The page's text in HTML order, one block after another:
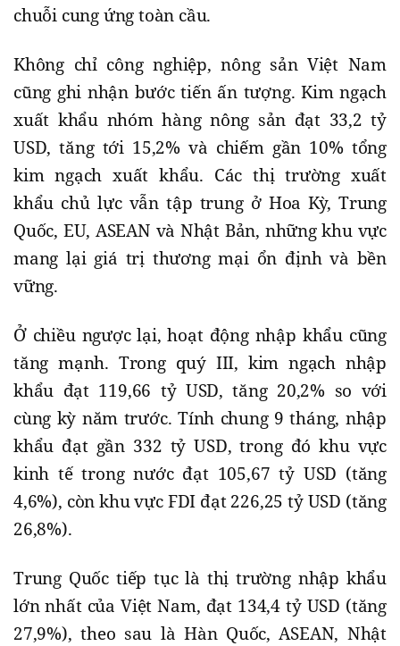
chuỗi cung ứng toàn cầu.
Không chỉ công nghiệp, nông sản Việt Nam
cũng ghi nhận bước tiến ấn tượng. Kim ngạch
xuất khẩu nhóm hàng nông sản đạt 33,2 tỷ
USD, tăng tới 15,2% và chiếm gần 10% tổng
kim ngạch xuất khẩu. Các thị trường xuất
khẩu chủ lực vẫn tập trung ở Hoa Kỳ, Trung
Quốc, EU, ASEAN và Nhật Bản, những khu vực
mang lại giá trị thương mại ổn định và bền
vững.
Ở chiều ngược lại, hoạt động nhập khẩu cũng
tăng mạnh. Trong quý III, kim ngạch nhập
khẩu đạt 119,66 tỷ USD, tăng 20,2% so với
cùng kỳ năm trước. Tính chung 9 tháng, nhập
khẩu đạt gần 332 tỷ USD, trong đó khu vực
kinh tế trong nước đạt 105,67 tỷ USD (tăng
4,6%), còn khu vực FDI đạt 226,25 tỷ USD (tăng
26,8%).
Trung Quốc tiếp tục là thị trường nhập khẩu
lớn nhất của Việt Nam, đạt 134,4 tỷ USD (tăng
27,9%), theo sau là Hàn Quốc, ASEAN, Nhật